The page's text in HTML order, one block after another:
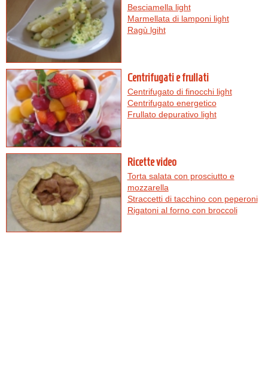
Besciamella light
Marmellata di lamponi light
Ragù lgiht
Centrifugati e frullati
Centrifugato di finocchi light
Centrifugato energetico
Frullato depurativo light
Ricette video
Torta salata con prosciutto e
mozzarella
Straccetti di tacchino con peperoni
Rigatoni al forno con broccoli